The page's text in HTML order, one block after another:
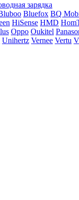
зарядка
Bluefox BQ
HiSense HMD
Oppo Oukitel
Unihertz Vernee Vertu